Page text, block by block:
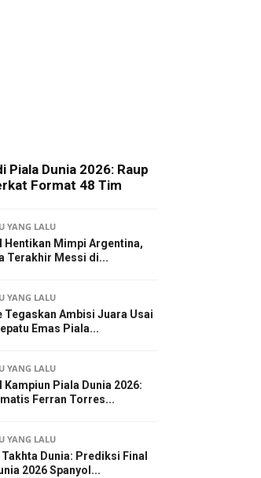
Piala Dunia 2026: Raup
Format 48 Tim
YANG LALU
Hentikan Mimpi Argentina,
Terakhir Messi di...
YANG LALU
Tegaskan Ambisi Juara Usai
Emas Piala...
YANG LALU
Kampiun Piala Dunia 2026:
Ferran Torres...
YANG LALU
Takhta Dunia: Prediksi Final
2026 Spanyol...